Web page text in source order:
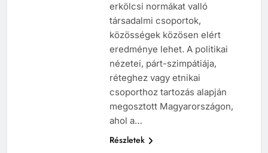
erkölcsi normákat valló
társadalmi csoportok,
közösségek közösen elért
eredménye lehet. A politikai
nézetei, párt-szimpátiája,
réteghez vagy etnikai
csoporthoz tartozás alapján
megosztott Magyarországon,
ahol a…
Részletek